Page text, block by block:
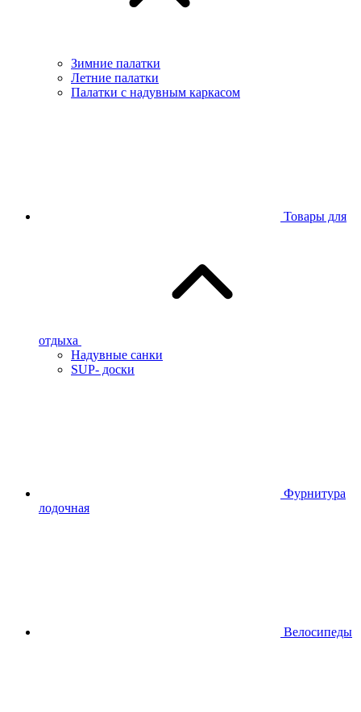
Зимние палатки
Летние палатки
Палатки с надувным каркасом
Товары для
отдыха
Надувные санки
SUP- доски
Фурнитура
лодочная
Велосипеды